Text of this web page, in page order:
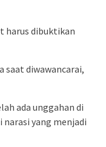
harus dibuktikan
saat diwawancarai,
ada unggahan di
yang menjadi